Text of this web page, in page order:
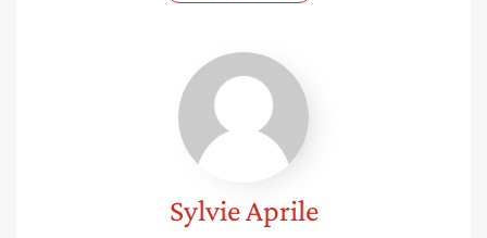
Sylvie
Aprile
SylvieAprile